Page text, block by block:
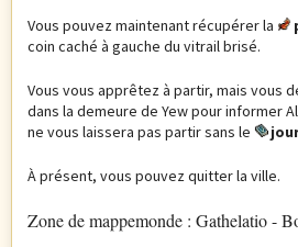
Vous pouvez maintenant récupérer la
coin caché à gauche du vitrail brisé.
Vous vous apprêtez à partir, mais vous
dans la demeure de Yew pour informer
ne vous laissera pas partir sans le
À présent, vous pouvez quitter la ville.
Zone de mappemonde : Gathelatio -